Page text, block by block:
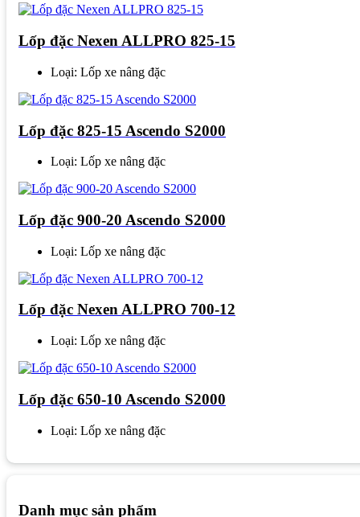
Lốp đặc Nexen ALLPRO 825-15
Loại: Lốp xe nâng đặc
Lốp đặc 825-15 Ascendo S2000
Loại: Lốp xe nâng đặc
Lốp đặc 900-20 Ascendo S2000
Loại: Lốp xe nâng đặc
Lốp đặc Nexen ALLPRO 700-12
Loại: Lốp xe nâng đặc
Lốp đặc 650-10 Ascendo S2000
Loại: Lốp xe nâng đặc
Danh mục sản phẩm